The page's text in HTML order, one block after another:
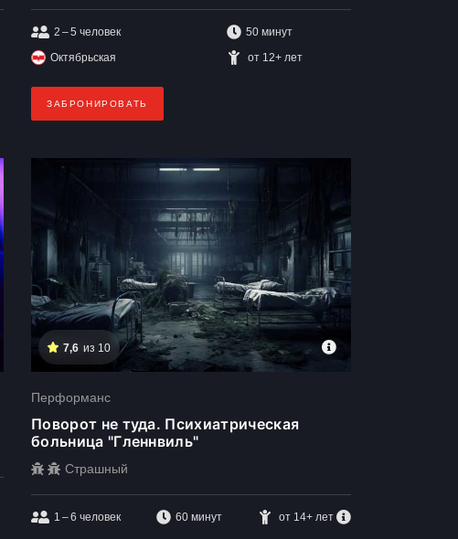
2 – 5 человек
50 минут
Октябрьская
от 12+ лет
ЗАБРОНИРОВАТЬ
7,6 из 10
Перформанс
Поворот не туда. Психиатрическая
больница "Гленнвиль"
Страшный
1 – 6 человек 60 минут от 14+ лет